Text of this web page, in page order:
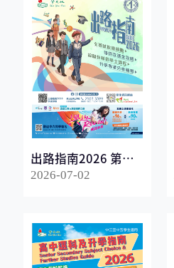
出路指南2026 第一
冊
2026-07-02